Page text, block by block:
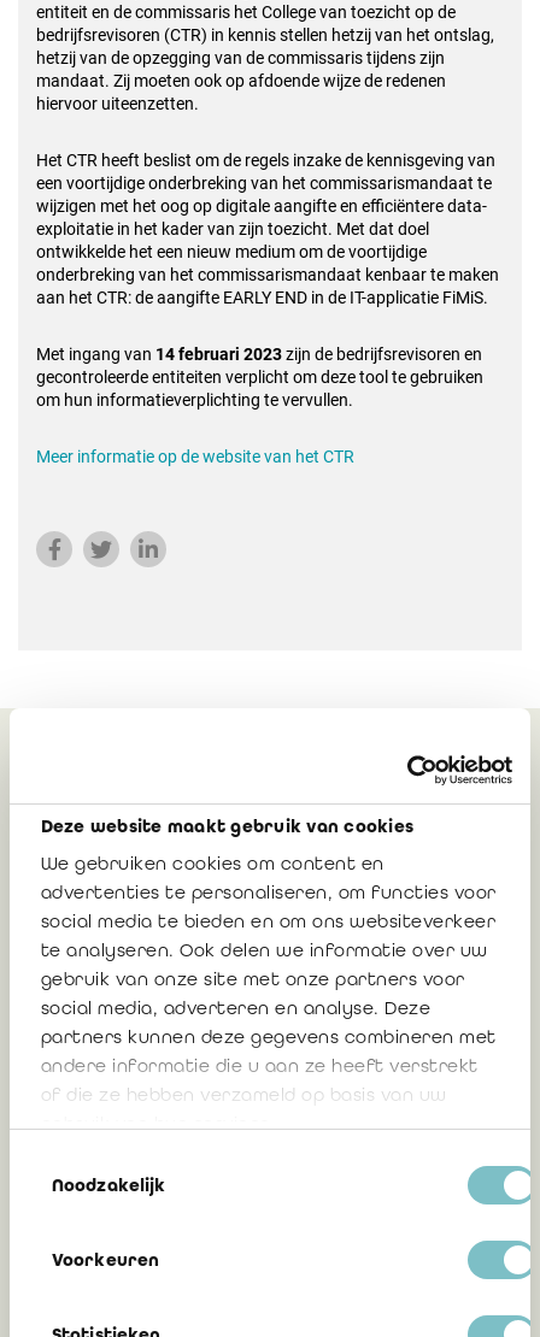
Deze website maakt gebruik van cookies
We gebruiken cookies om content en
advertenties te personaliseren, om functies voor
social media te bieden en om ons websiteverkeer
te analyseren. Ook delen we informatie over uw
gebruik van onze site met onze partners voor
social media, adverteren en analyse. Deze
partners kunnen deze gegevens combineren met
andere informatie die u aan ze heeft verstrekt
of die ze hebben verzameld op basis van uw
Noodzakelijk
Voorkeuren
entiteit en de commissaris het College van toezicht op de
bedrijfsrevisoren (CTR) in kennis stellen hetzij van het ontslag,
hetzij van de opzegging van de commissaris tijdens zijn
mandaat. Zij moeten ook op afdoende wijze de redenen
hiervoor uiteenzetten.
Het CTR heeft beslist om de regels inzake de kennisgeving van
een voortijdige onderbreking van het commissarismandaat te
wijzigen met het oog op digitale aangifte en efficiëntere data-
exploitatie in het kader van zijn toezicht. Met dat doel
ontwikkelde het een nieuw medium om de voortijdige
onderbreking van het commissarismandaat kenbaar te maken
aan het CTR: de aangifte EARLY END in de IT-applicatie FiMiS.
Met ingang van 14 februari 2023zijn de bedrijfsrevisoren en
gecontroleerde entiteiten verplicht om deze tool te gebruiken
om hun informatieverplichting te vervullen.
Meer informatie op de website van het CTR
Recente BAOB-publicaties: scherpere
focus op kwaliteit, risico en
transparantie
Lieven Acke, bedrijfsrevisor
10 juni 2026
BAOB-conferentie – Betere audits
dankzij cultuur, kritisch denken en